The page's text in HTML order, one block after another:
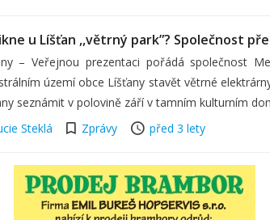
u Líšťan ,,větrný park”? Společnost
– Veřejnou prezentaci pořádá společnost
území obce Líšťany stavět větrné
seznámit v polovině září v tamním kulturním
Steklá
Zprávy před 3 lety